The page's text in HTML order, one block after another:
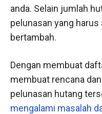
anda. Selain jumlah
pelunasan yang
bertambah.
Dengan membuat
membuat rencana
pelunasan hutang
mengalami masalah